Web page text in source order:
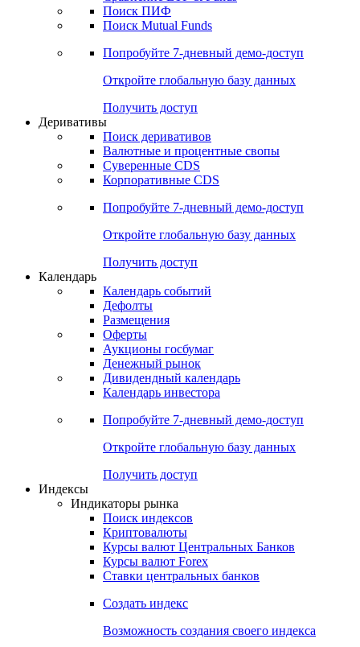
Получить доступ
ETF & Funds
Сравнение ETF & Funds
Поиск Mutual Funds
Попробуйте7-дневный
Откройте глобальную базу данных
Получить доступ
Деривативы
Валютные и процентные свопы
Корпоративные CDS
Попробуйте7-дневный
Откройте глобальную базу данных
Получить доступ
Календарь
Календарь событий
Дефолты
Размещения
Оферты
Денежный рынок
Календарь инвестора
Попробуйте7-дневный
Откройте глобальную базу данных
Получить доступ
Индикаторы рынка
Поиск индексов
Курсы валют Центральных Банков
Ставки центральных банков